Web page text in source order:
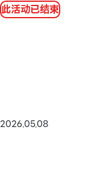
此活动已结束
2026.05.08